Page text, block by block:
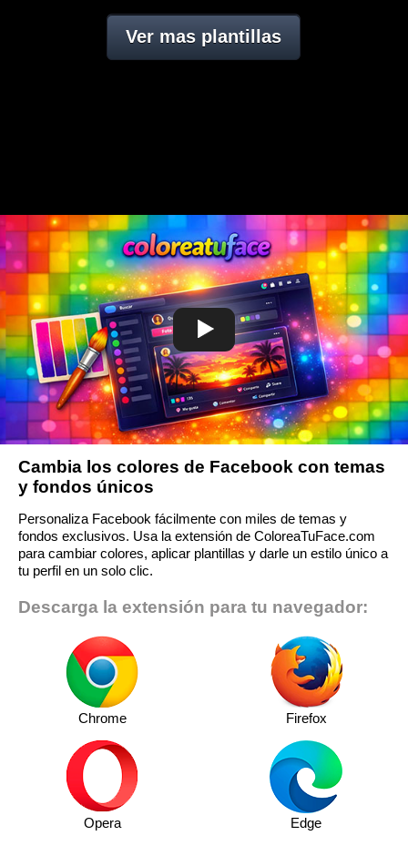
Ver mas plantillas
Cambia los colores de Facebook con temas
y fondos únicos
Personaliza Facebook fácilmente con miles de temas y
fondos exclusivos. Usa la extensión de ColoreaTuFace.com
para cambiar colores, aplicar plantillas y darle un estilo único a
tu perfil en un solo clic.
Descarga la extensión para tu navegador:
Chrome Firefox
Opera Edge